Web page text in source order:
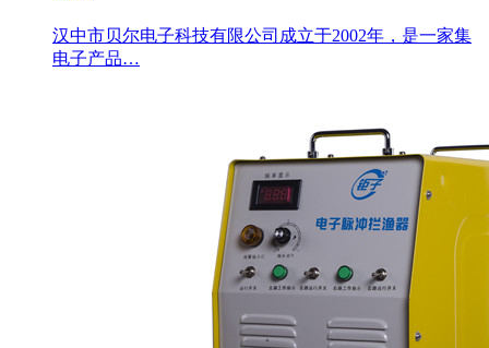
汉中市贝尔电子科技有限公司成立于2002年，是一家集
电子产品…